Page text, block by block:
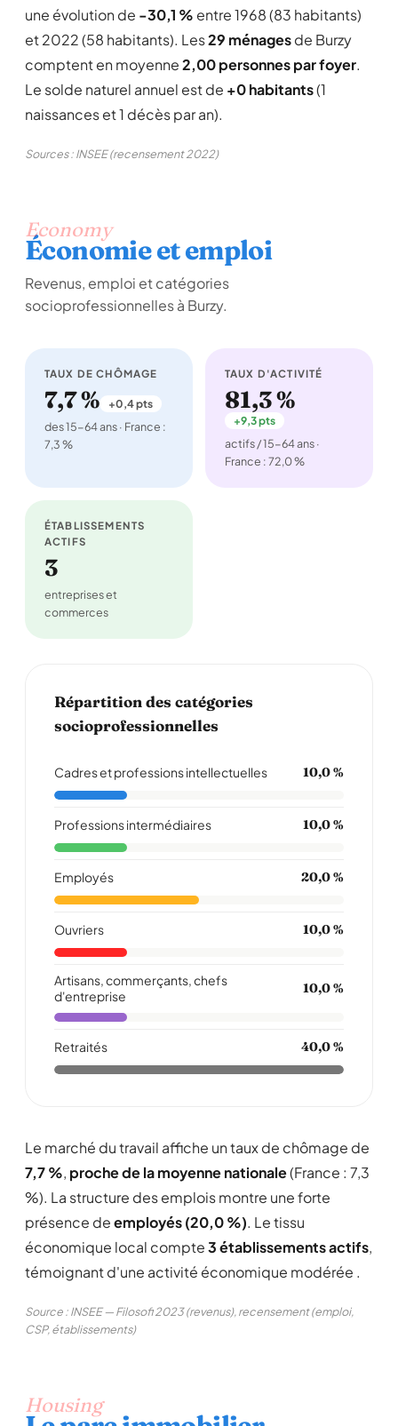
une évolution de -30,1 % entre 1968 (83 habitants)
et 2022 (58 habitants). Les29 ménagesde Burzy
comptent en moyenne2,00 personnes par foyer.
Le solde naturel annuel est de +0 habitants(1
naissances et 1 décès par an).
Sources : INSEE (recensement 2022)
Economy
Économie et emploi
Revenus, emploi et catégories
socioprofessionnelles à Burzy.
TAUX DE CHÔMAGE
7,7 % +0,4 pts
des 15-64 ans · France :
7,3 %
TAUX D'ACTIVITÉ
81,3 %
+9,3 pts
actifs / 15-64 ans ·
France : 72,0 %
ÉTABLISSEMENTS
ACTIFS
3
entreprises et
commerces
Répartition des catégories
socioprofessionnelles
Cadres et professions intellectuelles 10,0 %
Professions intermédiaires 10,0 %
Employés 20,0 %
Ouvriers 10,0 %
Artisans, commerçants, chefs
d'entreprise
10,0 %
Retraités 40,0 %
Le marché du travail affiche un taux de chômage de
7,7 %, proche de la moyenne nationale(France : 7,3
%). La structure des emplois montre une forte
présence deemployés (20,0 %). Le tissu
économique local compte3 établissements actifs,
témoignant d'une activité économique modérée .
Source : INSEE — Filosofi 2023 (revenus), recensement (emploi,
CSP, établissements)
Housing